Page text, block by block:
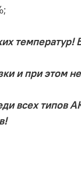
и при этом
всех типов